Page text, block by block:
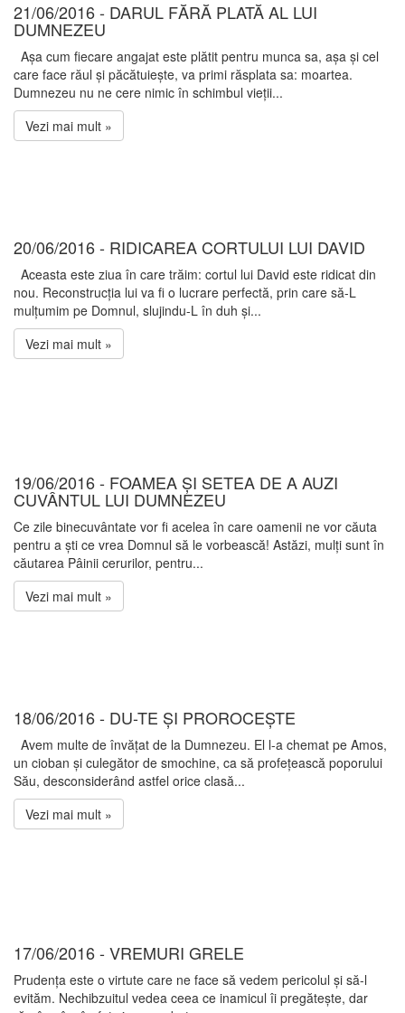
21/06/2016 - DARUL FĂRĂ PLATĂ AL LUI
DUMNEZEU
Așa cum fiecare angajat este plătit pentru munca sa, așa și cel
care face răul și păcătuiește, va primi răsplata sa: moartea.
Dumnezeu nu ne cere nimic în schimbul vieții...
Vezi mai mult »
20/06/2016 - RIDICAREA CORTULUI LUI DAVID
Aceasta este ziua în care trăim: cortul lui David este ridicat din
nou. Reconstrucția lui va fi o lucrare perfectă, prin care să-L
mulțumim pe Domnul, slujindu-L în duh și...
Vezi mai mult »
19/06/2016 - FOAMEA ȘI SETEA DE A AUZI
CUVÂNTUL LUI DUMNEZEU
Ce zile binecuvântate vor fi acelea în care oamenii ne vor căuta
pentru a ști ce vrea Domnul să le vorbească! Astăzi, mulți sunt în
căutarea Pâinii cerurilor, pentru...
Vezi mai mult »
18/06/2016 - DU-TE ȘI PROROCEȘTE
Avem multe de învățat de la Dumnezeu. El l-a chemat pe Amos,
un cioban și culegător de smochine, ca să profețească poporului
Său, desconsiderând astfel orice clasă...
Vezi mai mult »
17/06/2016 - VREMURI GRELE
Prudența este o virtute care ne face să vedem pericolul și să-l
evităm. Nechibzuitul vedea ceea ce inamicul îi pregătește, dar